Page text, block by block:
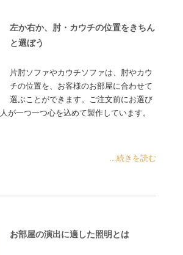
左か右か、肘・カウチの位置をきちん
と選ぼう
片肘ソファやカウチソファは、肘やカウ
チの位置を、お客様のお部屋に合わせて
選ぶことができます。ご注文前にお選び
が一つ一つ心を込めて製作しています。
...続きを読む
お部屋の演出に適した照明とは